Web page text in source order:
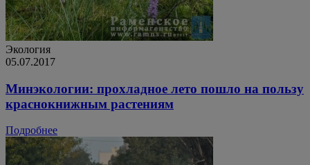
Экология
05.07.2017
Минэкологии: прохладное лето пошло на пользу
краснокнижным растениям
Подробнее